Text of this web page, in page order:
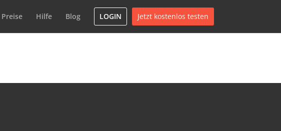
Preise Hilfe Blog LOGIN Jetzt kostenlos testen